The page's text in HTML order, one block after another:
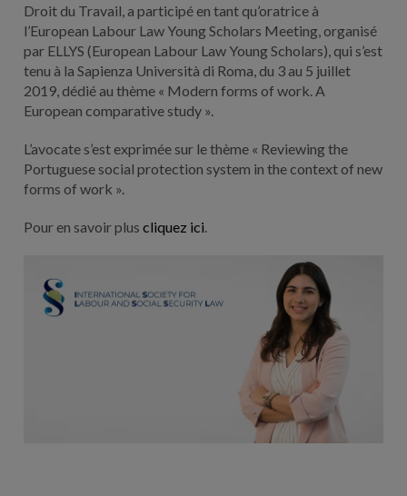
Droit du Travail, a participé en tant qu’oratrice à
l’European Labour Law Young Scholars Meeting, organisé
par ELLYS (European Labour Law Young Scholars), qui s’est
tenu à la Sapienza Università di Roma, du 3 au 5 juillet
2019, dédié au thème « Modern forms of work. A
European comparative study ».
L’avocate s’est exprimée sur le thème « Reviewing the
Portuguese social protection system in the context of new
forms of work ».
Pour en savoir plus cliquez ici